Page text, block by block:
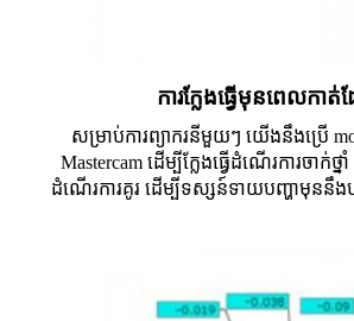
ការក្លែងធ្វើមុនពេលកាត់
សម្រាប់ការព្យាករនីមួយៗ យើងនឹងប្រើ
Mastercam ដើម្បីក្លែងធ្វើដំណើរការចាក់ថ្
ដំណើរការគូរ ដើម្បីទស្សន៍ទាយបញ្ហាមុននឹងប